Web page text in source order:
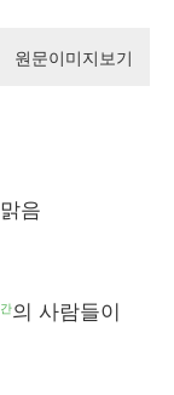
원문이미지보기
음
의 사람들이